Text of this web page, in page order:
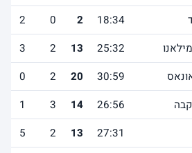
18:34
2
0
2
25:32
13
2
3
30:59
20
2
0
26:56
14
3
1
27:31
13
2
5